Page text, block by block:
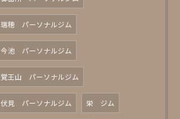
瑞穂 パーソナルジム
今池 パーソナルジム
覚王山 パーソナルジム
伏見 パーソナルジム 栄 ジム